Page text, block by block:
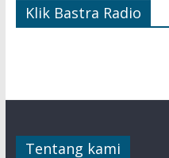
Klik Bastra Radio
Tentang kami